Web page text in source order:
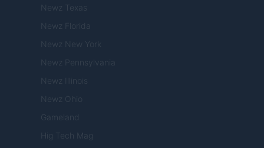
Newz Texas
Newz Florida
Newz New York
Newz Pennsylvania
Newz Illinois
Newz Ohio
Gameland
Hig Tech Mag